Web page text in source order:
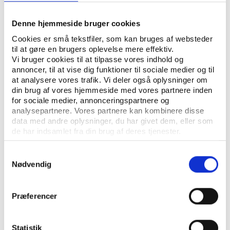
Denne hjemmeside bruger cookies
Cookies er små tekstfiler, som kan bruges af websteder
til at gøre en brugers oplevelse mere effektiv.
Vi bruger cookies til at tilpasse vores indhold og
annoncer, til at vise dig funktioner til sociale medier og til
at analysere vores trafik. Vi deler også oplysninger om
din brug af vores hjemmeside med vores partnere inden
for sociale medier, annonceringspartnere og
analysepartnere. Vores partnere kan kombinere disse
data med andre oplysninger, du har givet dem, eller som
de har indsamlet fra din brug af deres tjenester.
Nødvendig
Præferencer
Statistik
Andre UDGIVELSE
brugertilfredshed i idrætsanlæg i
Hedensted
Jens Høyer-Kruse, Peter Forsberg, Evald Bundgaard Iversen
Andre UDGIVELSE
brugertilfredshed i idrætsanlæg i Holbæk
UDGIVELSE
brugertilfredshed i idrætsanlæg i Holstebro
Jens Høyer-Kruse, Peter Forsberg, Evald Bundgaard Iversen